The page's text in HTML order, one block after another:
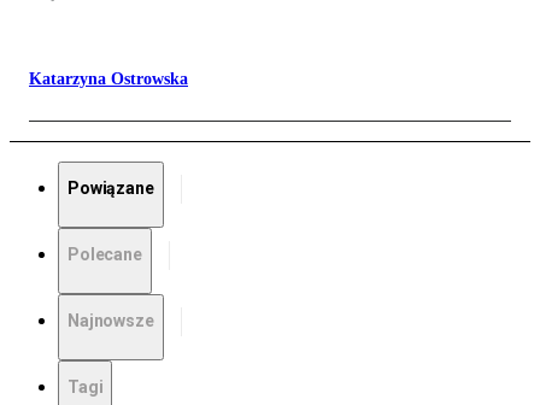
Katarzyna Ostrowska
Powiązane
Polecane
Najnowsze
Tagi